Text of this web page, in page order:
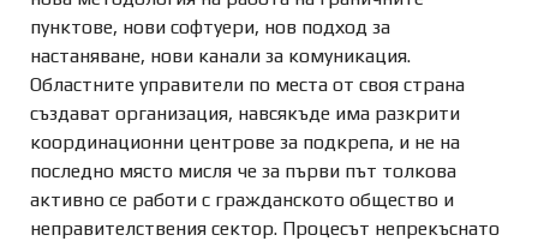
пунктове, нови софтуери, нов подход за
настаняване, нови канали за комуникация.
Областните управители по места от своя страна
създават организация, навсякъде има разкрити
координационни центрове за подкрепа, и не на
последно място мисля че за първи път толкова
активно се работи с гражданското общество и
неправителствения сектор. Процесът непрекъснато